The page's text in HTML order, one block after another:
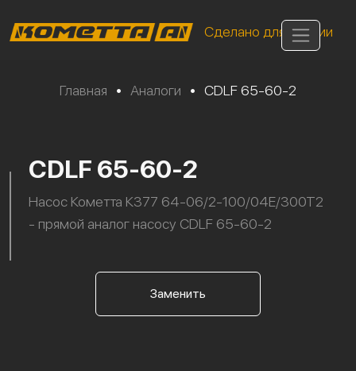
Сделано для России
Главная • Аналоги • CDLF 65-60-2
CDLF 65-60-2
Насос Кометта К377 64-06/2-100/04Е/300Т2
- прямой аналог насосу CDLF 65-60-2
Заменить